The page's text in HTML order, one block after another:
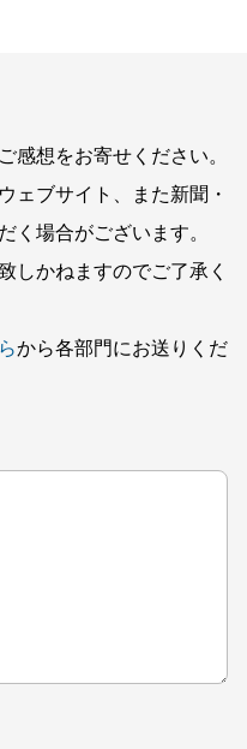
感想をお寄せください。
ェブサイト、また新聞・
く場合がございます。
しかねますのでご了承く
から各部門にお送りくだ